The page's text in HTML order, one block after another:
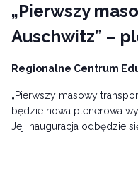
„Pierwszy
Auschwitz” –
Regionalne Centrum
„Pierwszy masowy
będzie nowa plenerowa
Jej inauguracja odbędzie